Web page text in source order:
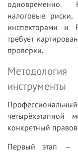
одновременно.
налоговые риски,
инспекторами и
требует
проверки.
Методология
инструменты
конкретный
Первый этап —